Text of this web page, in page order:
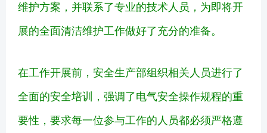
维护方案，并联系了专业的技术人员，为即将开
展的全面清洁维护工作做好了充分的准备。
在工作开展前，安全生产部组织相关人员进行了
全面的安全培训，强调了电气安全操作规程的重
要性，要求每一位参与工作的人员都必须严格遵